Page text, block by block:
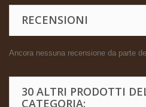
RECENSIONI
Ancora nessuna recensione da parte
30 ALTRI PRODOTTI
CATEGORIA: